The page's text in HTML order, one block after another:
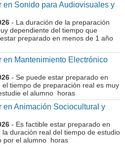
en Sonido para Audiovisuales y
- La duración de la preparación
dependiente del tiempo que
preparado en menos de 1 año
en Mantenimiento Electrónico
- Se puede estar preparado en
tiempo de preparación real es muy
el alumno horas
en Animación Sociocultural y
- Es factible estar preparado en
duración real del tiempo de estudio
por el alumno horas